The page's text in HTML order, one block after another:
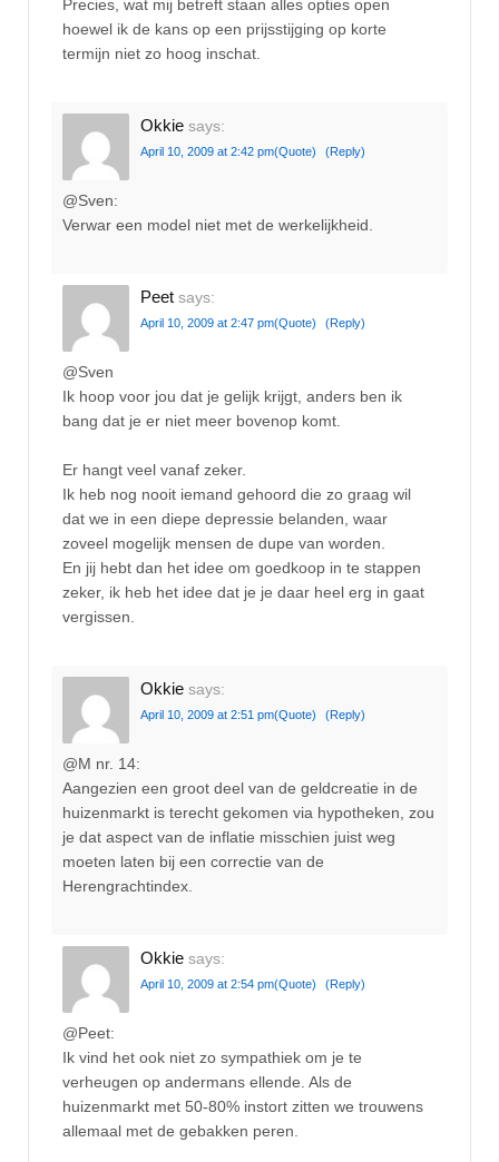
Precies, wat mij betreft staan alles opties open
hoewel ik de kans op een prijsstijging op korte
termijn niet zo hoog inschat.
Okkie says:
April 10, 2009 at 2:42 pm(Quote) (Reply)
@Sven:
Verwar een model niet met de werkelijkheid.
Peet says:
April 10, 2009 at 2:47 pm(Quote) (Reply)
@Sven
Ik hoop voor jou dat je gelijk krijgt, anders ben ik
bang dat je er niet meer bovenop komt.
Er hangt veel vanaf zeker.
Ik heb nog nooit iemand gehoord die zo graag wil
dat we in een diepe depressie belanden, waar
zoveel mogelijk mensen de dupe van worden.
En jij hebt dan het idee om goedkoop in te stappen
zeker, ik heb het idee dat je je daar heel erg in gaat
vergissen.
Okkie says:
April 10, 2009 at 2:51 pm(Quote) (Reply)
@M nr. 14:
Aangezien een groot deel van de geldcreatie in de
huizenmarkt is terecht gekomen via hypotheken, zou
je dat aspect van de inflatie misschien juist weg
moeten laten bij een correctie van de
Herengrachtindex.
Okkie says:
April 10, 2009 at 2:54 pm(Quote) (Reply)
@Peet:
Ik vind het ook niet zo sympathiek om je te
verheugen op andermans ellende. Als de
huizenmarkt met 50-80% instort zitten we trouwens
allemaal met de gebakken peren.